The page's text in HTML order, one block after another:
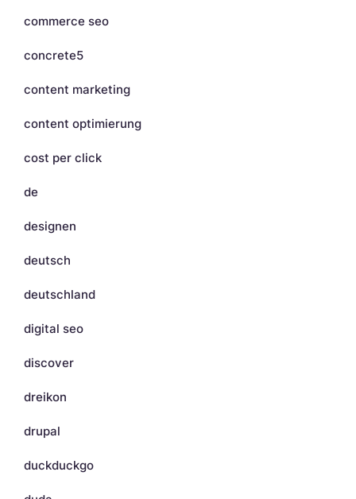
commerce seo
concrete5
content marketing
content optimierung
cost per click
de
designen
deutsch
deutschland
digital seo
discover
dreikon
drupal
duckduckgo